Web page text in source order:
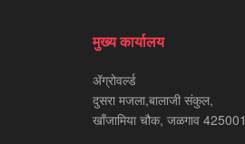
मुख्य कार्यालय
ॲग्रोवर्ल्ड
दुसरा मजला,बालाजी संकुल,
खाँजामिया चौक, जळगाव 425001